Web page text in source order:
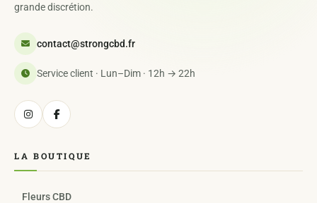
grande discrétion.
contact@strongcbd.fr
Service client · Lun–Dim · 12h → 22h
LA BOUTIQUE
Fleurs CBD